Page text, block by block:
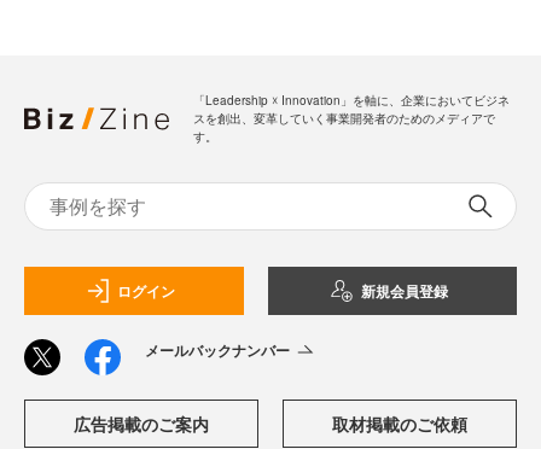
「Leadership ☓ Innovation」を軸に、企業においてビジネ
スを創出、変革していく事業開発者のためのメディアで
す。
ログイン 新規会員登録
メールバックナンバー
広告掲載のご案内 取材掲載のご依頼